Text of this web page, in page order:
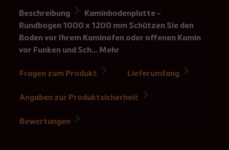
Beschreibung
Kaminbodenplatte -
Rundbogen 1000 x 1200 mm Schützen Sie den
Boden vor Ihrem Kaminofen oder offenen Kamin
vor Funken und Sch… Mehr
Fragen zum Produkt Lieferumfang
Angaben zur Produktsicherheit
Bewertungen